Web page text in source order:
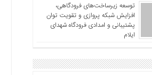
توسعه زیرساخت‌های فرودگاهی،
افزایش شبکه پروازی و تقویت توان
پشتیبانی و امدادی فرودگاه شهدای
ایلام